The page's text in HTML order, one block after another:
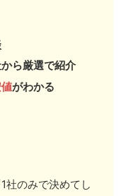
ら厳選で紹介
がわかる
社のみで決めてし